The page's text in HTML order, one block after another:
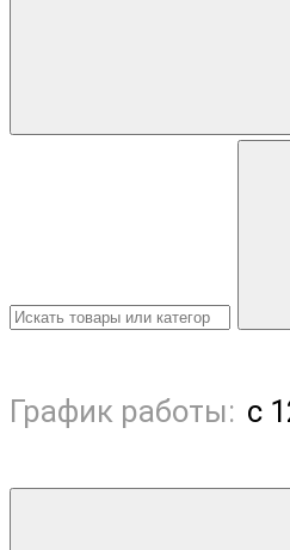
График работы: с